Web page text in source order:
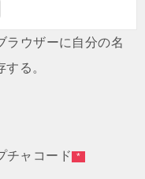
ラウザーに自分の名
る。
チャコード *